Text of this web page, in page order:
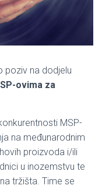
poziv na dodjelu
ovima za
MSP-
na međunarodnim
proizvoda i/ili
u inozemstvu te
tržišta. Time se